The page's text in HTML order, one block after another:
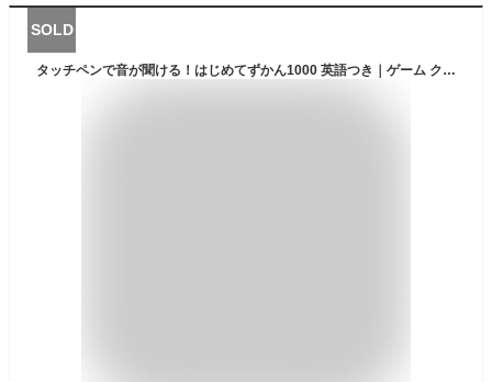
SOLD
タッチペンで音が聞ける！はじめてずかん1000 英語つき｜ゲーム クイズ 歌 楽器音【送料無料】